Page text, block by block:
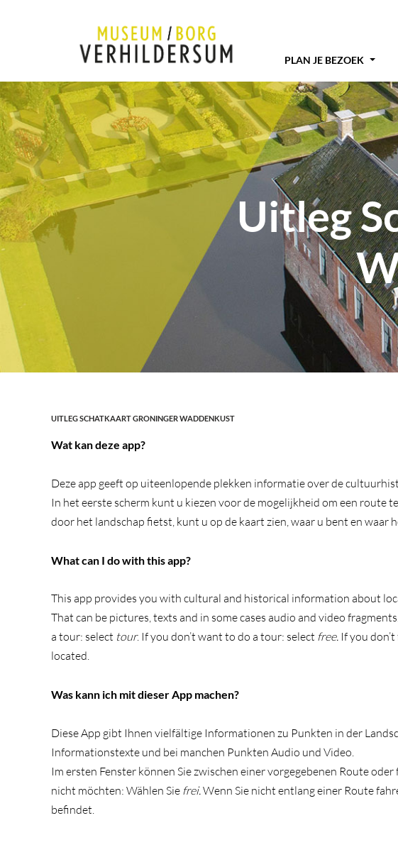
PLAN JE BEZOEK
Uitleg
UITLEG SCHATKAART GRONINGER WADDENKUST
Wat kan deze app?
Deze app geeft op uiteenlopende plekken informatie over de
In het eerste scherm kunt u kiezen voor de mogelijkheid om een route
door het landschap fietst, kunt u op de kaart zien, waar u bent en waar
What can I do with this app?
This app provides you with cultural and historical information about
That can be pictures, texts and in some cases audio and video
a tour: select tour. If you don’t want to do a tour: select free. If you
located.
Was kann ich mit dieser App machen?
Diese App gibt Ihnen vielfältige Informationen zu Punkten in der
Informationstexte und bei manchen Punkten Audio und Video.
Im ersten Fenster können Sie zwischen einer vorgegebenen Route
nicht möchten: Wählen Sie frei.Wenn Sie nicht entlang einer Route
befindet.